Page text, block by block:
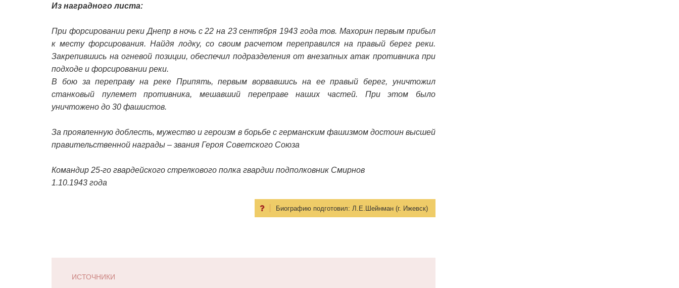
Из наградного листа:
При форсировании реки Днепр в ночь с 22 на 23 сентября 1943 года тов. Махорин первым прибыл
к месту форсирования. Найдя лодку, со своим расчетом переправился на правый берег реки.
Закрепившись на огневой позиции, обеспечил подразделения от внезапных атак противника при
подходе и форсировании реки.
В бою за переправу на реке Припять, первым ворвавшись на ее правый берег, уничтожил
станковый пулемет противника, мешавший переправе наших частей. При этом было
уничтожено до 30 фашистов.
За проявленную доблесть, мужество и героизм в борьбе с германским фашизмом достоин высшей
правительственной награды – звания Героя Советского Союза
Командир 25-го гвардейского стрелкового полка гвардии подполковник Смирнов
1.10.1943 года
Биографию подготовил: Л.Е.Шейнман (г. Ижевск)
ИСТОЧНИКИ